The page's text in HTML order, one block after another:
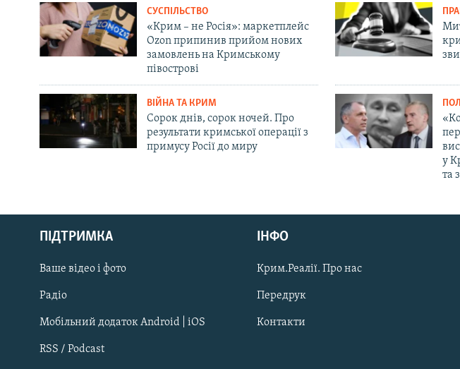
Русский
Qırımtatar
ДОЛУЧАЙСЯ!
СУСПІЛЬСТВО
«Крим – не Росія»: маркетплейс
Ozon припинив прийом нових
замовлень на Кримському
півострові
ВІЙНА ТА КРИМ
Сорок днів, сорок ночей. Про
результати кримської операції з
примусу Росії до миру
у
та
ПІДТРИМКА
Ваше відео і фото
Радіо
Мобільний додаток Android | iOS
RSS / Podcast
ІНФО
Крим.Реалії. Про нас
Передрук
Контакти